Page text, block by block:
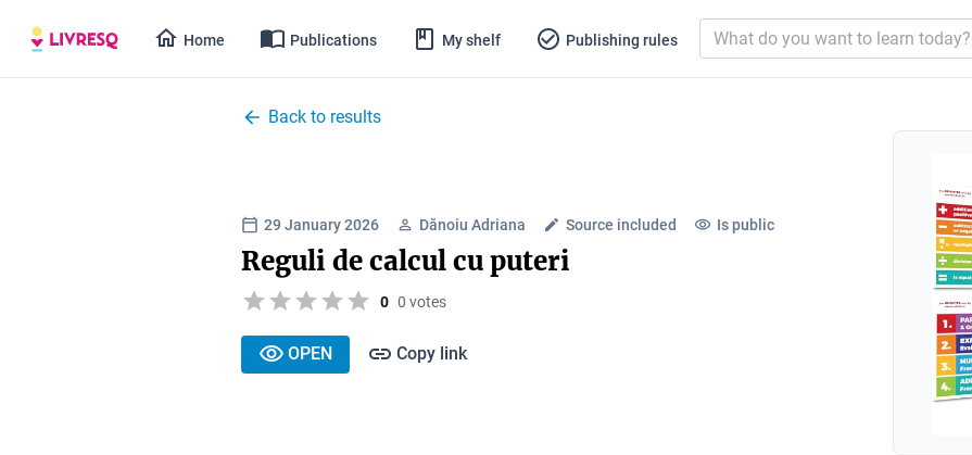
Home Publications My shelf Publishing rules
Back to results
29 January 2026 Dănoiu Adriana Source included Is public
Reguli de calcul cu puteri
0 0 votes
OPEN Copy link